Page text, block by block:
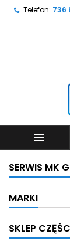
Telefon: 736

SERWIS MK
MARKI
SKLEP